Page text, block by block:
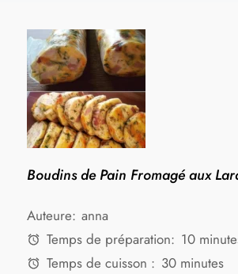
Boudins de Pain Fromagé aux
Auteure: anna
Temps de préparation: 10
Temps de cuisson : 30 minutes